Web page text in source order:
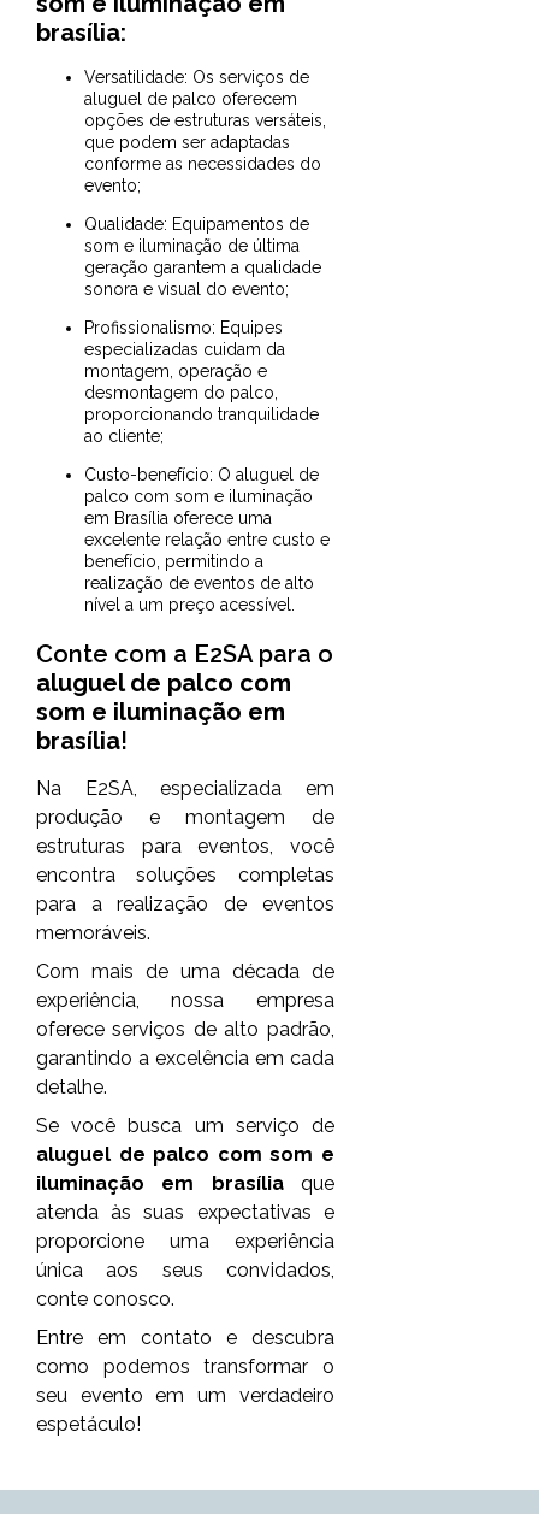
brasília:
Versatilidade: Os serviços de
aluguel de palco oferecem
opções de estruturas versáteis,
que podem ser adaptadas
conforme as necessidades do
evento;
Qualidade: Equipamentos de
som e iluminação de última
geração garantem a qualidade
sonora e visual do evento;
Profissionalismo: Equipes
especializadas cuidam da
montagem, operação e
desmontagem do palco,
proporcionando tranquilidade
ao cliente;
Custo-benefício: O aluguel de
palco com som e iluminação
em Brasília oferece uma
excelente relação entre custo e
benefício, permitindo a
realização de eventos de alto
nível a um preço acessível.
Conte com a E2SA para o
aluguel de palco com
som e iluminação em
brasília!
Na E2SA, especializada em
produção e montagem de
estruturas para eventos, você
encontra soluções completas
para a realização de eventos
memoráveis.
Com mais de uma década de
experiência, nossa empresa
oferece serviços de alto padrão,
garantindo a excelência em cada
detalhe.
Se você busca um serviço de
aluguel de palco com som e
iluminação em brasíliaque
atenda às suas expectativas e
proporcione uma experiência
única aos seus convidados,
conte conosco.
Entre em contato e descubra
como podemos transformar o
seu evento em um verdadeiro
espetáculo!